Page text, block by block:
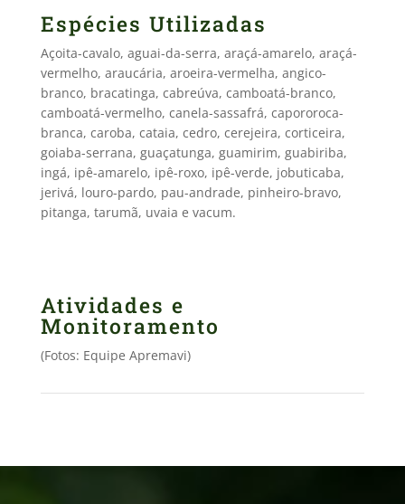
Espécies Utilizadas
Açoita-cavalo, aguai-da-serra, araçá-amarelo, araçá-
vermelho, araucária, aroeira-vermelha, angico-
branco, bracatinga, cabreúva, camboatá-branco,
camboatá-vermelho, canela-sassafrá, capororoca-
branca, caroba, cataia, cedro, cerejeira, corticeira,
goiaba-serrana, guaçatunga, guamirim, guabiriba,
ingá, ipê-amarelo, ipê-roxo, ipê-verde, jobuticaba,
jerivá, louro-pardo, pau-andrade, pinheiro-bravo,
pitanga, tarumã, uvaia e vacum.
Atividades e
Monitoramento
(Fotos: Equipe Apremavi)